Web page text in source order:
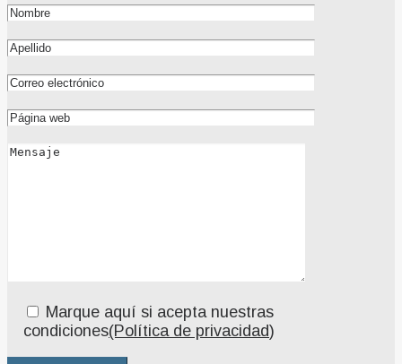
Marque aquí si acepta nuestras
condiciones(Política de privacidad)